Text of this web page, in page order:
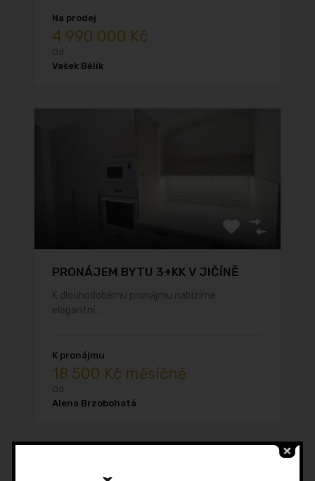
Na prodej
4 990 000 Kč
Od
Vašek Bělík
PRONÁJEM BYTU 3+KK V JIČÍNĚ
K dlouhodobému pronájmu nabízíme
elegantní…
K pronájmu
18 500 Kč měsíčně
Od
Alena Brzobohatá